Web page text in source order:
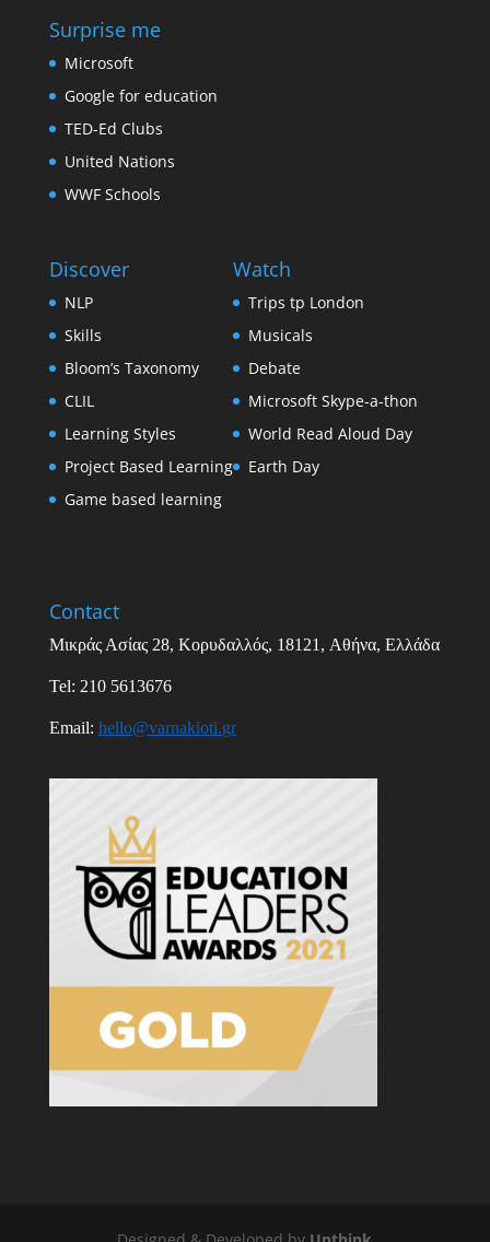
Surprise me
Microsoft
Google for education
TED-Ed Clubs
United Nations
WWF Schools
Discover
NLP
Skills
Bloom’s Taxonomy
CLIL
Learning Styles
Project Based Learning
Game based learning
Watch
Trips tp London
Musicals
Debate
Microsoft Skype-a-thon
World Read Aloud Day
Earth Day
Contact
Μικράς Ασίας28, Κορυδαλλός, 18121, Αθήνα, Ελλάδα
Tel: 210 5613676
Email: hello@varnakioti.gr